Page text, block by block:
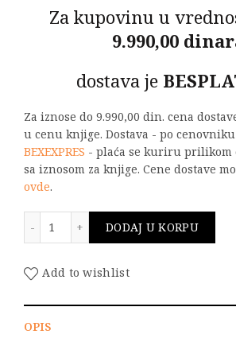
Za kupovinu u
9.990,00
dostava je
Za iznose do 9.990,00 din. cena
u cenu knjige. Dostava - po
BEXEXPRES - plaća se kuriru prilikom
sa iznosom za knjige. Cene dostave
ovde.
DODAJ U KORPU
Add to wishlist
OPIS